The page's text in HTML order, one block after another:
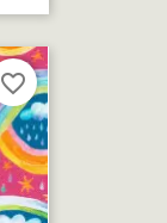
favorite_border